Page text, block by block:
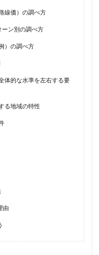
線価）の調べ方
ーン別の調べ方
）の調べ方
体的な水準を左右する要
る地域の特性
由